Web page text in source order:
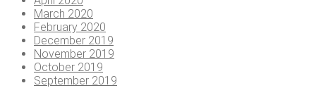
March 2020
February 2020
December 2019
November 2019
October 2019
September 2019